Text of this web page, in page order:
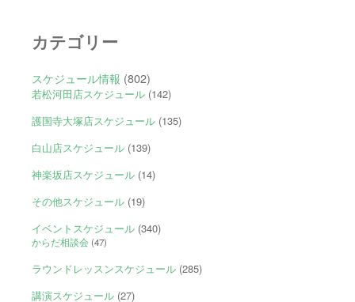
カテゴリー
スケジュール情報 (802)
若松河田店スケジュール(142)
護国寺大塚店スケジュール(135)
白山店スケジュール(139)
神楽坂店スケジュール(14)
その他スケジュール(19)
イベントスケジュール(340)
からだ相談会(47)
ラウンドレッスンスケジュール(285)
講演スケジュール(27)